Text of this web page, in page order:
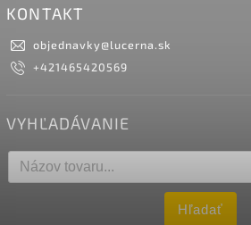
KONTAKT
objednavky@lucerna.sk
+421465420569
VYHĽADÁVANIE
Hľadať